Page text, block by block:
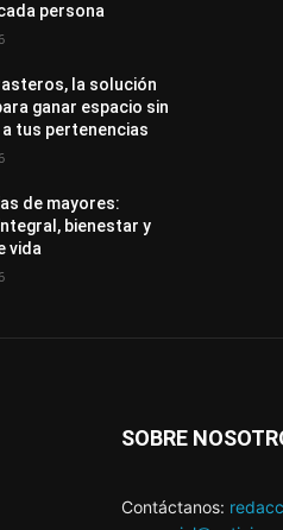
persona
la solución
ganar espacio sin
tus pertenencias
de mayores:
bienestar y
vida
SOBRE
Contáctanos: